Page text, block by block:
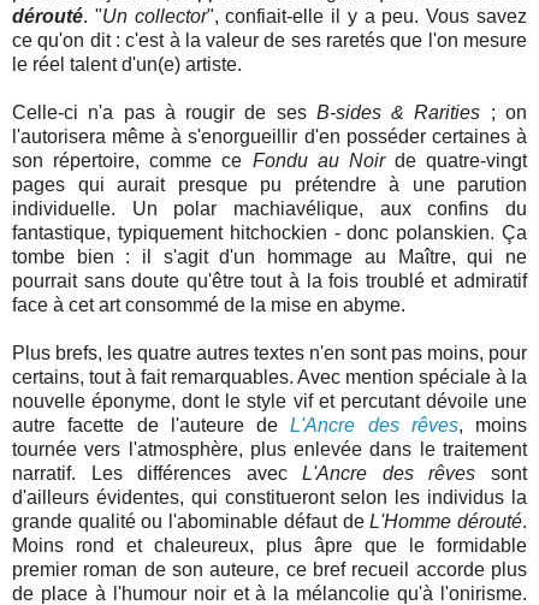
dérouté. "Un collector", confiait-elle il y a peu. Vous savez
ce qu'on dit : c'est à la valeur de ses raretés que l'on mesure
le réel talent d'un(e) artiste.
Celle-ci n'a pas à rougir de ses B-sides & Rarities ; on
l'autorisera même à s'enorgueillir d'en posséder certaines à
son répertoire, comme ce Fondu au Noirde quatre-vingt
pages qui aurait presque pu prétendre à une parution
individuelle. Un polar machiavélique, aux confins du
fantastique, typiquement hitchockien - donc polanskien. Ça
tombe bien : il s'agit d'un hommage au Maître, qui ne
pourrait sans doute qu'être tout à la fois troublé et admiratif
face à cet art consommé de la mise en abyme.
Plus brefs, les quatre autres textes n'en sont pas moins, pour
certains, tout à fait remarquables. Avec mention spéciale à la
nouvelle éponyme, dont le style vif et percutant dévoile une
autre facette de l'auteure deL'Ancre des rêves, moins
tournée vers l'atmosphère, plus enlevée dans le traitement
narratif. Les différences avecL'Ancre des rêves sont
d'ailleurs évidentes, qui constitueront selon les individus la
grande qualité ou l'abominable défaut deL'Homme dérouté.
Moins rond et chaleureux, plus âpre que le formidable
premier roman de son auteure, ce bref recueil accorde plus
de place à l'humour noir et à la mélancolie qu'à l'onirisme.